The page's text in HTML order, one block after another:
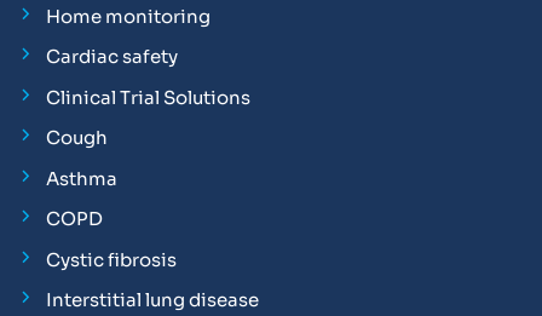
Home monitoring
Cardiac safety
Clinical Trial Solutions
Cough
Asthma
COPD
Cystic fibrosis
Interstitial lung disease